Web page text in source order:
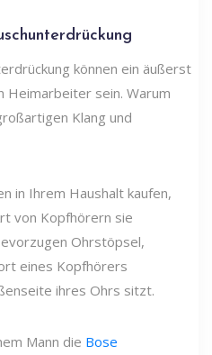
können ein äußerst
Heimarbeiter sein. Warum
Klang und
in Ihrem Haushalt kaufen,
von Kopfhörern sie
Ohrstöpsel,
eines Kopfhörers
ihres Ohrs sitzt.
Mann die Bose